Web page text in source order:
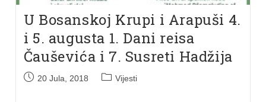
U Bosanskoj Krupi i Arapuši 4.
i 5. augusta 1. Dani reisa
Čauševića i 7. Susreti Hadžija
20 Jula, 2018 Vijesti